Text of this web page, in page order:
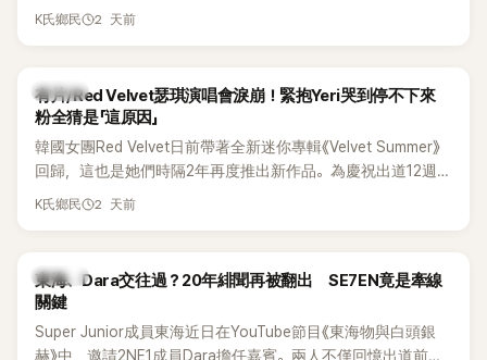
Remix）〉的幕後故事，沒想到她一句關於「共同朋友」的回答，
K氏鄉民 2 天前
K-POP
有片/Red Velvet瑟琪演唱會淚崩！緊抱Yeri哭到停不下來
粉全猜是「這原因」
韓國女團Red Velvet日前帶著全新迷你專輯《Velvet Summer》
回歸，這也是她們時隔2年再度推出新作品。為慶祝出道12週
年，五位成員也一連舉辦三場粉絲演唱會，與粉絲共同回顧經
K氏鄉民 2 天前
K-POP
東海、Dara交往過？20年緋聞再被翻出 SE7EN竟是牽線
關鍵
Super Junior成員東海近日在YouTube節目《東海物與白頭銀
赫》中，邀請2NE1成員Dara擔任嘉賓。兩人不僅回憶出道前的